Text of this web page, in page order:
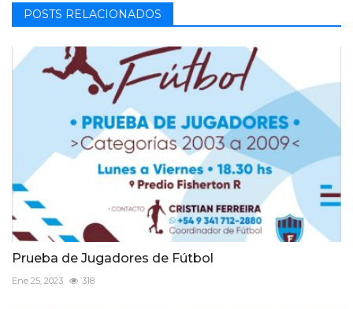
POSTS RELACIONADOS
Prueba de Jugadores de Fútbol
Ene 25, 2023 318